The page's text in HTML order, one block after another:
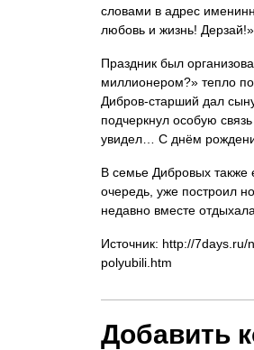
словами в адрес
любовь и жизнь! Дерзай!».
Праздник был
миллионером?» тепло
Дибров-старший дал
подчеркнул особую
увидел… С днём
В семье Дибровых также
очередь, уже построил
недавно вместе
Источник: http://
polyubili.htm
Добавить